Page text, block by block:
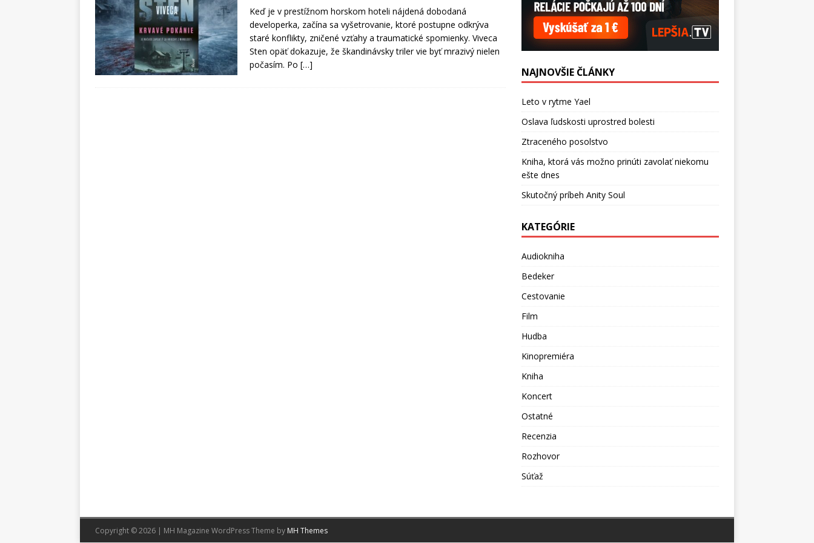
Keď je v prestížnom horskom hoteli nájdená dobodaná
developerka, začína sa vyšetrovanie, ktoré postupne odkrýva
staré konflikty, zničené vzťahy a traumatické spomienky. Viveca
Sten opäť dokazuje, že škandinávsky triler vie byť mrazivý nielen
počasím. Po […]
NAJNOVŠIE ČLÁNKY
Leto v rytme Yael
Oslava ľudskosti uprostred bolesti
Ztraceného posolstvo
Kniha, ktorá vás možno prinúti zavolať niekomu
ešte dnes
Skutočný príbeh Anity Soul
KATEGÓRIE
Audiokniha
Bedeker
Cestovanie
Film
Hudba
Kinopremiéra
Kniha
Koncert
Ostatné
Recenzia
Rozhovor
Súťaž
Copyright © 2026 | MH Magazine WordPress Theme by MH Themes